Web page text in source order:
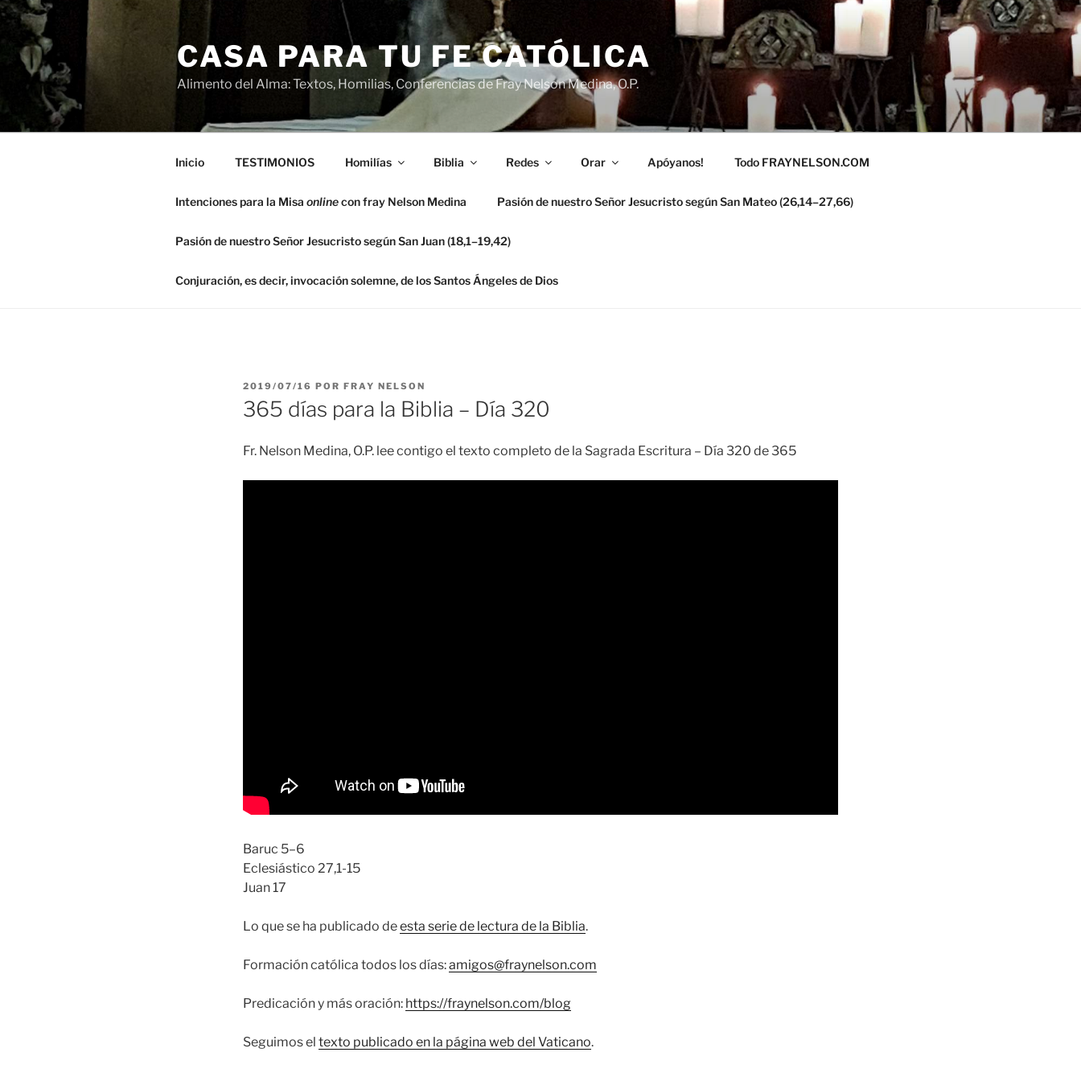
Saltar
contenido
CASA PARA TU FE CATÓLICA
Alimento del Alma: Textos, Homilias, Conferencias de Fray Nelson Medina, O.P.
Inicio TESTIMONIOS Homilías Biblia Redes Orar Apóyanos! Todo FRAYNELSON.COM
Intenciones para la Misa onlinecon fray Nelson Medina Pasión de nuestro Señor Jesucristo según San Mateo (26,14–27,66)
Pasión de nuestro Señor Jesucristo según San Juan (18,1–19,42)
Conjuración, es decir, invocación solemne, de los Santos Ángeles de Dios
PUBLICADO
EL
2019/07/16 POR FRAY NELSON
365 días para la Biblia – Día 320
Fr. Nelson Medina, O.P. lee contigo el texto completo de la Sagrada Escritura – Día 320 de 365
Baruc 5–6
Eclesiástico 27,1-15
Juan 17
Lo que se ha publicado deesta serie de lectura de la Biblia.
Formación católica todos los días:amigos@fraynelson.com
Predicación y más oración: https://fraynelson.com/blog
Seguimos el texto publicado en la página web del Vaticano.